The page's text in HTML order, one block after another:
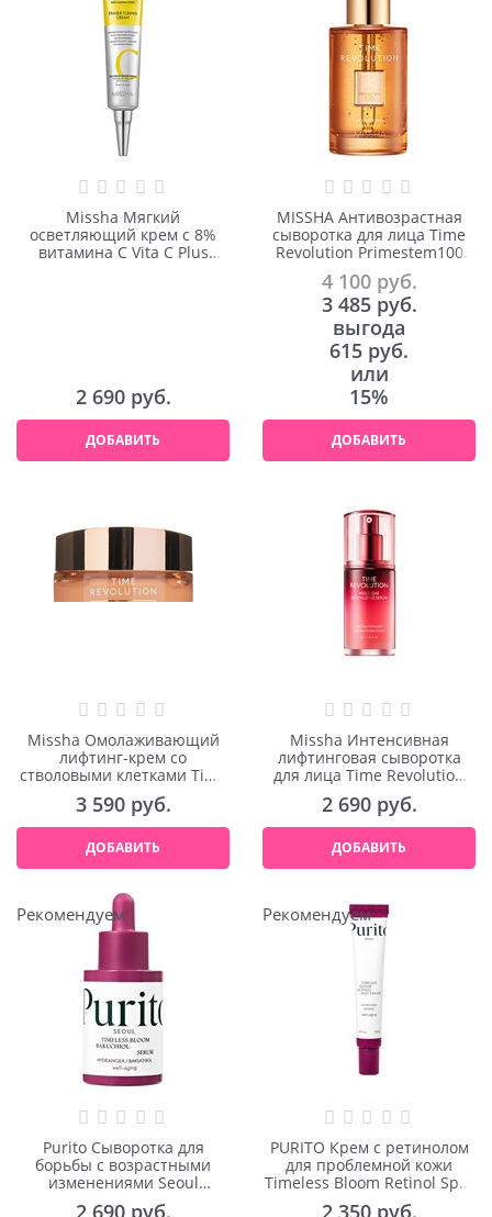
Missha Мягкий
осветляющий крем с 8%
витамина C Vita C Plus
2 690 руб.
ДОБАВИТЬ
MISSHA Антивозрастная
сыворотка для лица Time
Revolution Primestem100
Lifting Serum 50ml
4 100 руб.
3 485 руб.
выгода
615 руб.
или
15%
ДОБАВИТЬ
Missha Омолаживающий
лифтинг-крем со
стволовыми клетками Time
Revolution Primestem 100
Cream 50ml
3 590 руб.
ДОБАВИТЬ
Missha Интенсивная
лифтинговая сыворотка
для лица Time Revolution
Red Algae Revitalizing
Serum 40ml
2 690 руб.
ДОБАВИТЬ
Рекомендуем
Purito Сыворотка для
борьбы с возрастными
изменениями Seoul
Timeless Bloom Bakuchiol
Рекомендуем
PURITO Крем с ретинолом
для проблемной кожи
Timeless Bloom Retinol Spot
Cream 30ml